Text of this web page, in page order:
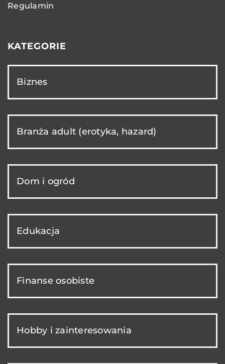
Regulamin
KATEGORIE
Biznes
Branża adult (erotyka, hazard)
Dom i ogród
Edukacja
Finanse osobiste
Hobby i zainteresowania